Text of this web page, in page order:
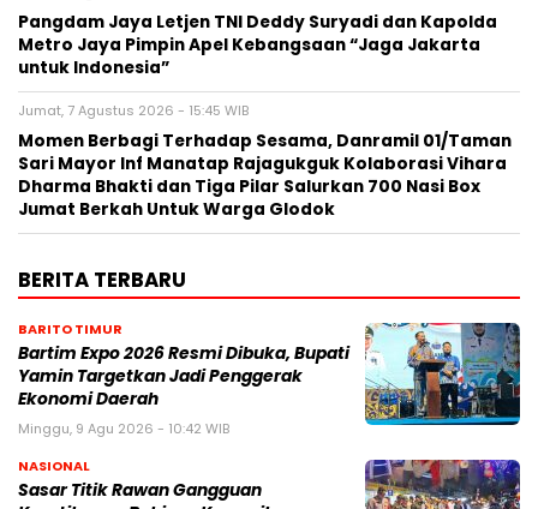
Pangdam Jaya Letjen TNI Deddy Suryadi dan Kapolda
Metro Jaya Pimpin Apel Kebangsaan “Jaga Jakarta
untuk Indonesia”
Jumat, 7 Agustus 2026 - 15:45 WIB
Momen Berbagi Terhadap Sesama, Danramil 01/Taman
Sari Mayor Inf Manatap Rajagukguk Kolaborasi Vihara
Dharma Bhakti dan Tiga Pilar Salurkan 700 Nasi Box
Jumat Berkah Untuk Warga Glodok
BERITA TERBARU
BARITO TIMUR
Bartim Expo 2026 Resmi Dibuka, Bupati
Yamin Targetkan Jadi Penggerak
Ekonomi Daerah
Minggu, 9 Agu 2026 - 10:42 WIB
NASIONAL
Sasar Titik Rawan Gangguan